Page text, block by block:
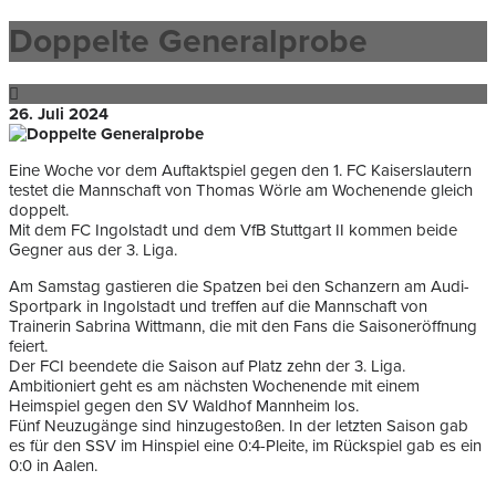
Doppelte Generalprobe
26. Juli 2024
Eine Woche vor dem Auftaktspiel gegen den 1. FC Kaiserslautern
testet die Mannschaft von Thomas Wörle am Wochenende gleich
doppelt.
Mit dem FC Ingolstadt und dem VfB Stuttgart II kommen beide
Gegner aus der 3. Liga.
Am Samstag gastieren die Spatzen bei den Schanzern am Audi-
Sportpark in Ingolstadt und treffen auf die Mannschaft von
Trainerin Sabrina Wittmann, die mit den Fans die Saisoneröffnung
feiert.
Der FCI beendete die Saison auf Platz zehn der 3. Liga.
Ambitioniert geht es am nächsten Wochenende mit einem
Heimspiel gegen den SV Waldhof Mannheim los.
Fünf Neuzugänge sind hinzugestoßen. In der letzten Saison gab
es für den SSV im Hinspiel eine 0:4-Pleite, im Rückspiel gab es ein
0:0 in Aalen.